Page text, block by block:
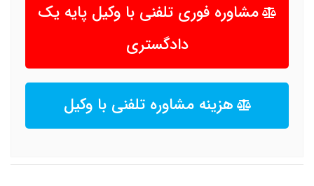
مشاوره فوری تلفنی با وکیل پایه یک
دادگستری
هزینه مشاوره تلفنی با وکیل